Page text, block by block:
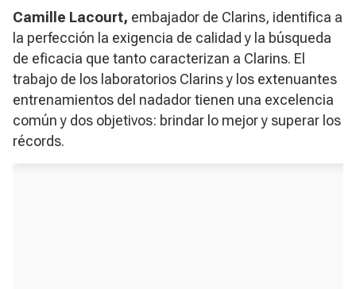
Camille Lacourt, embajador de Clarins, identifica a
la perfección la exigencia de calidad y la búsqueda
de eficacia que tanto caracterizan a Clarins. El
trabajo de los laboratorios Clarins y los extenuantes
entrenamientos del nadador tienen una excelencia
común y dos objetivos: brindar lo mejor y superar los
récords.